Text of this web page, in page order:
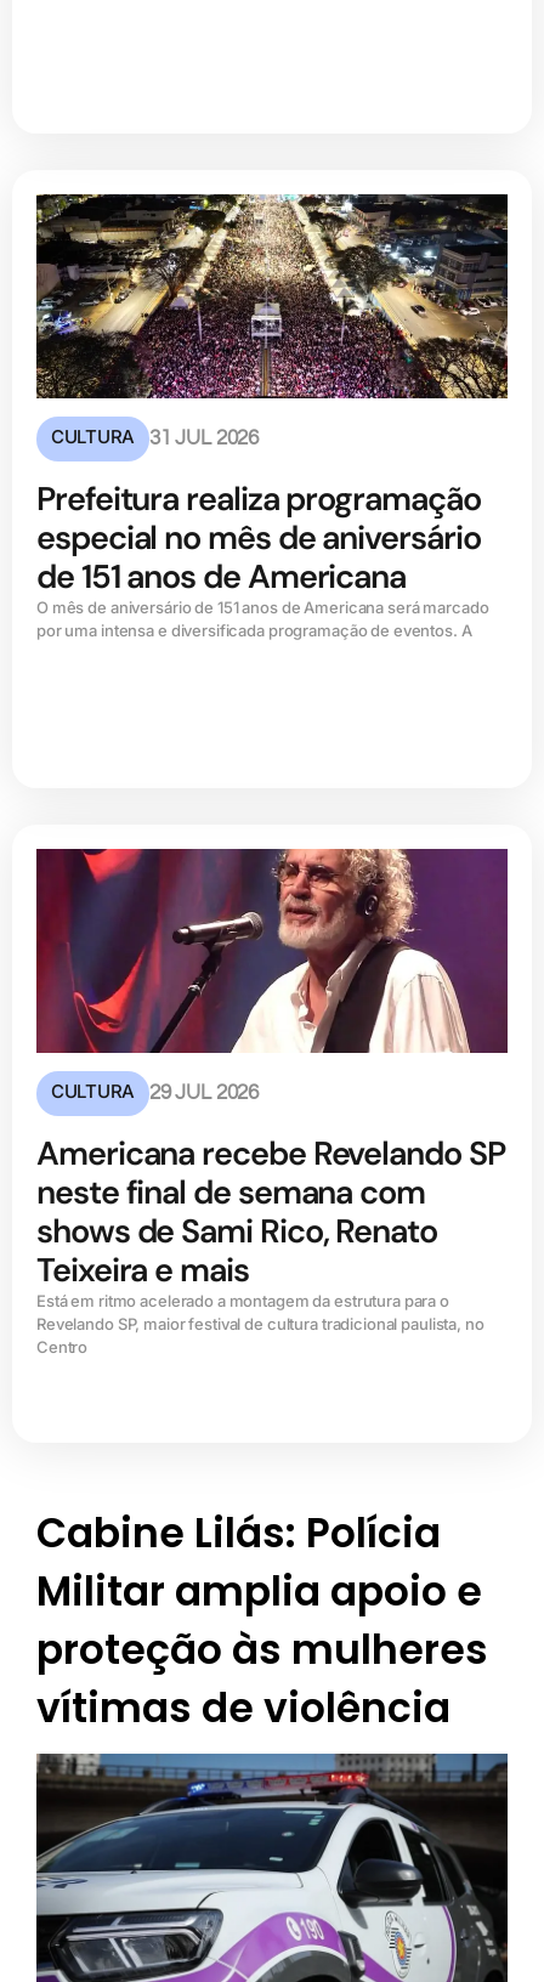
CULTURA 31 JUL 2026
Prefeitura realiza programação
especial no mês de aniversário
de 151 anos de Americana
O mês de aniversário de 151 anos de Americana será marcado
por uma intensa e diversificada programação de eventos. A
CULTURA 29 JUL 2026
Americana recebe Revelando SP
neste final de semana com
shows de Sami Rico, Renato
Teixeira e mais
Está em ritmo acelerado a montagem da estrutura para o
Revelando SP, maior festival de cultura tradicional paulista, no
Centro
Cabine Lilás: Polícia
Militar amplia apoio e
proteção às mulheres
vítimas de violência